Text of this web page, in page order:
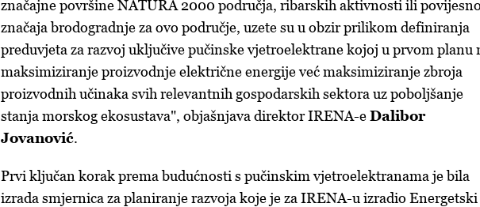
značajne površine NATURA 2000 područja, ribarskih aktivnosti ili
značaja brodogradnje za ovo područje, uzete su u obzir prilikom definiranja
preduvjeta za razvoj uključive pučinske vjetroelektrane kojoj u prvom planu
maksimiziranje proizvodnje električne energije već maksimiziranje zbroja
proizvodnih učinaka svih relevantnih gospodarskih sektora uz poboljšanje
stanja morskog ekosustava", objašnjava direktor IRENA-eDalibor
Jovanović.
Prvi ključan korak prema budućnosti s pučinskim vjetroelektranama je bila
izrada smjernica za planiranje razvoja koje je za IRENA-u izradio Energetski